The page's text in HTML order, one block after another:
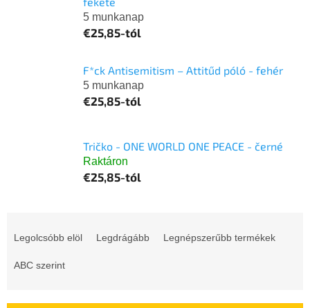
5 munkanap
€25,85-tól
F*ck Antisemitism – Attitűd póló - fehér
5 munkanap
€25,85-tól
Tričko - ONE WORLD ONE PEACE - černé
Raktáron
€25,85-tól
m
Legolcsóbb elöl Legdrágább Legnépszerűbb termékek
ABC szerint